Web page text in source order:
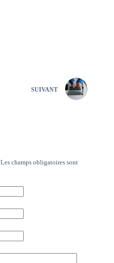
SUIVANT
Les champs obligatoires sont